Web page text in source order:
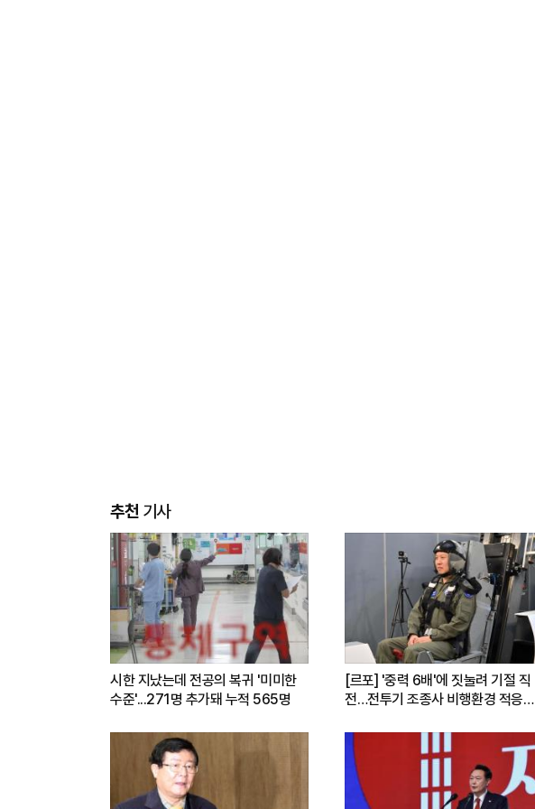
추천기사
시한 지났는데 전공의 복귀 '미미한
수준'...271명 추가돼 누적 565명
[르포] '중력 6배'에 짓눌려 기절 직
전…전투기 조종사 비행환경 적응훈